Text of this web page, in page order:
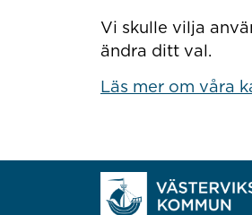
Vi skulle vilja
ändra ditt val.
Läs mer om våra